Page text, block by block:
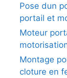
Pose dun
portail et
Moteur
Montage
cloture en